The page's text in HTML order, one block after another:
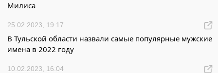
Милиса
25.02.2023, 19:17
В Тульской области назвали самые популярные мужские
имена в 2022 году
10.02.2023, 16:04